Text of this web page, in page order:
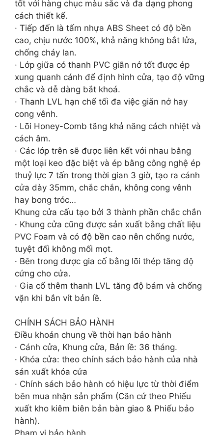
tốt với hàng chục màu sắc và đa dạng phong
cách thiết kế.
· Tiếp đến là tấm nhựa ABS Sheet có độ bền
cao, chịu nước 100%, khả năng không bắt lửa,
chống cháy lan.
· Lớp giữa có thanh PVC giãn nở tốt được ép
xung quanh cánh để định hình cửa, tạo độ vững
chắc và dễ dàng bắt khoá.
· Thanh LVL hạn chế tối đa việc giãn nở hay
cong vênh.
· Lõi Honey-Comb tăng khả năng cách nhiệt và
cách âm.
· Các lớp trên sẽ được liên kết với nhau bằng
một loại keo đặc biệt và ép bằng công nghệ ép
thuỷ lực 7 tấn trong thời gian 3 giờ, tạo ra cánh
cửa dày 35mm, chắc chắn, không cong vênh
hay bong tróc…
Khung cửa cấu tạo bởi 3 thành phần chắc chắn
· Khung cửa cũng được sản xuất bằng chất liệu
PVC Foam và có độ bền cao nên chống nước,
tuyệt đối không mối mọt.
· Bên trong được gia cố bằng lõi thép tăng độ
cứng cho cửa.
· Gia cố thêm thanh LVL tăng độ bám và chống
vặn khi bắn vít bản lề.
CHÍNH SÁCH BẢO HÀNH
Điều khoản chung về thời hạn bảo hành
· Cánh cửa, Khung cửa, Bản lề: 36 tháng.
· Khóa cửa: theo chính sách bảo hành của nhà
sản xuất khóa cửa
· Chính sách bảo hành có hiệu lực từ thời điểm
bên mua nhận sản phẩm (Căn cứ theo Phiếu
xuất kho kiêm biên bản bàn giao & Phiếu bảo
hành).
Phạm vi bảo hành